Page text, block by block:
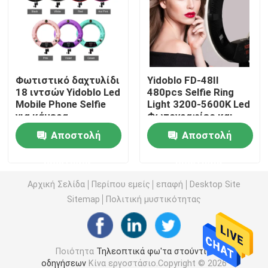
Τηλεοπτικό φως των RGB οδηγήσεων
Φωτογραφία φω'των στούντιο οδηγήσεων
Φω'τα στούντιο των RGB οδηγήσεων
LED Half Moon Light
Φω'τα φωτογραφίας φωτός της ημέρας
Μαλακό φως επιτροπής οδηγήσεων
Φως κινηματογραφικών στούντιο
Φωτιστικό δαχτυλίδι
18 ιντσών Yidoblo Led
Mobile Phone Selfie
για κάμερα
φωτογραφίας
Αποστολή
Yidoblo FD-48II
480pcs Selfie Ring
Light 3200-5600K Led
Φωτογραφίες και
φωτιστικά βίντεο
για εσωτερικό
κινηματογραφικό
Αποστολή
Αρχική Σελίδα Περίπου εμείς επαφή
Desktop Site
Sitemap
Πολιτική μυστικότητας
Ποιότητα Τηλεοπτικά φω'τα στούντιο
οδηγήσεωνΚίνα εργοστάσιο.Copyright © 2026